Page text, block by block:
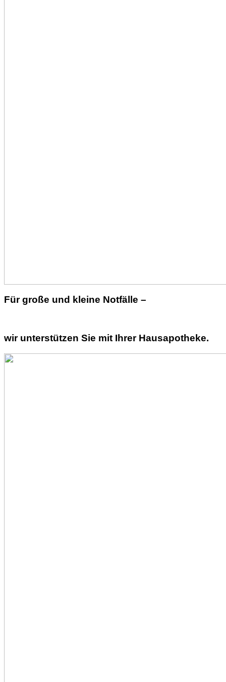
Für große und kleine Notfälle –
wir unterstützen Sie mit Ihrer Hausapotheke.